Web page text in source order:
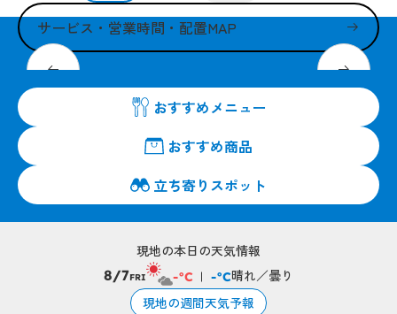
サービス・営業時間・配置MAP
本物の瓦で提供する「瓦そば」がいつでも食べられる！
おすすめメニュー
おすすめ商品
立ち寄りスポット
現地の本日の天気情報
8/7FRI -°C -°C晴れ／曇り
現地の週間天気予報